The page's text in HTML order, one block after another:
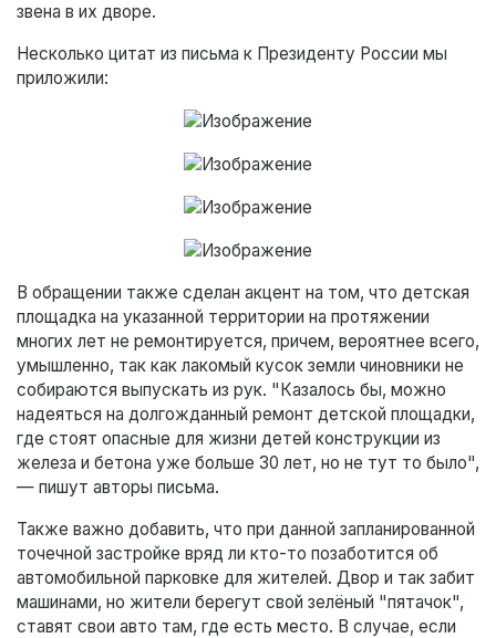
звена в их дворе.
Несколько цитат из письма к Президенту России мы
приложили:
В обращении также сделан акцент на том, что детская
площадка на указанной территории на протяжении
многих лет не ремонтируется, причем, вероятнее всего,
умышленно, так как лакомый кусок земли чиновники не
собираются выпускать из рук. "Казалось бы, можно
надеяться на долгожданный ремонт детской площадки,
где стоят опасные для жизни детей конструкции из
железа и бетона уже больше 30 лет, но не тут то было",
— пишут авторы письма.
Также важно добавить, что при данной запланированной
точечной застройке вряд ли кто-то позаботится об
автомобильной парковке для жителей. Двор и так забит
машинами, но жители берегут свой зелёный "пятачок",
ставят свои авто там, где есть место. В случае, если